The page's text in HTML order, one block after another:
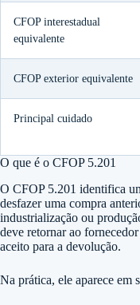
CFOP interestadual
equivalente
CFOP exterior equivalente
Principal cuidado
O que é o CFOP 5.201
O CFOP 5.201 identifica
desfazer uma compra
industrialização ou
deve retornar ao
aceito para a devolução.
Na prática, ele aparece em